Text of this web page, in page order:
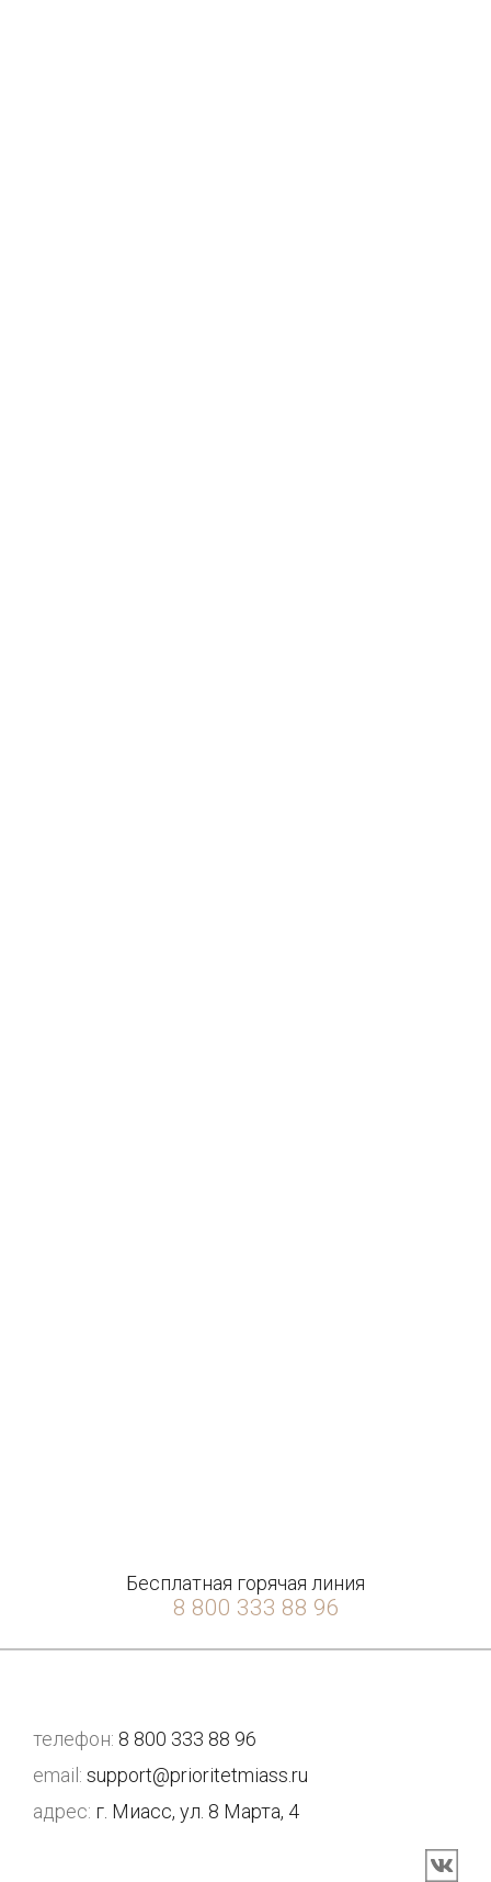
Бесплатная горячая линия
8 800 333 88 96
телефон: 8 800 333 88 96
email: support@prioritetmiass.ru
адрес: г. Миасс, ул. 8 Марта, 4